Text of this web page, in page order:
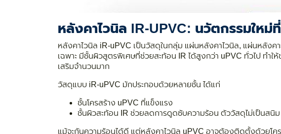
หลังคาไวนิล IR-UPVC: นวัตกรรมใหม่
หลังคาไวนิล iR-uPVC เป็นวัสดุในกลุ่ม แผ่นหลังคาไวนิล, แผ่นหลังค
เฉพาะ มีชั้นผิวสูตรพิเศษที่ช่วยสะท้อน IR ได้สูงกว่า uPVC ทั่วไป ท
เสริมจำนวนมาก
วัสดุแบบ iR-uPVC มักประกอบด้วยหลายชั้น ได้แก่
ชั้นโครสร้าง uPVC ที่แข็งแรง
ชั้นผิวสะท้อน IR ช่วยลดการดูดซับความร้อน ตัววัสดุไม่เป็นสนิ
แม้จะกันความร้อนได้ดี แต่หลังคาไวนิล uPVC อาจต้องติดตั้งด้วยโค